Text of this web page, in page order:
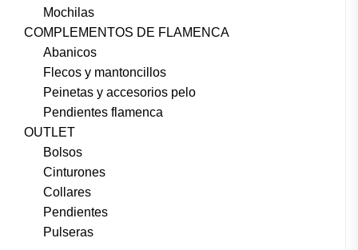
Mochilas
COMPLEMENTOS DE FLAMENCA
Abanicos
Flecos y mantoncillos
Peinetas y accesorios pelo
Pendientes flamenca
OUTLET
Bolsos
Cinturones
Collares
Pendientes
Pulseras